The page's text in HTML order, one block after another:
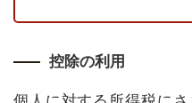
控除の利用